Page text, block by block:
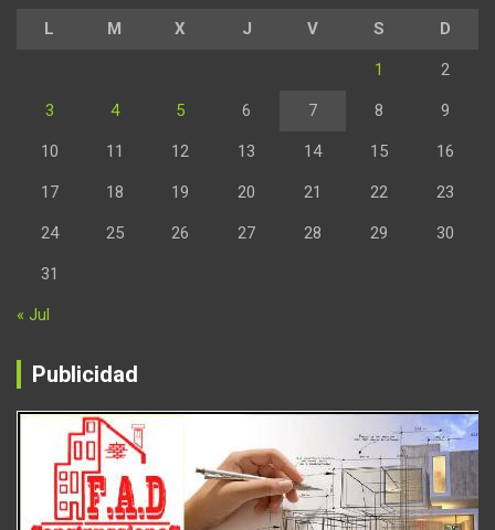
L M X J V S D
1 2
3 4 5 6 7 8 9
10 11 12 13 14 15 16
17 18 19 20 21 22 23
24 25 26 27 28 29 30
31
« Jul
Publicidad